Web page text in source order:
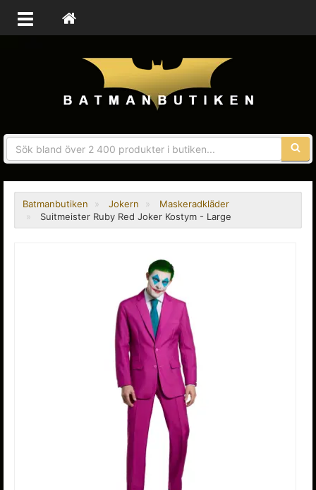
Batmanbutiken Jokern
Maskeradkläder
Suitmeister Ruby Red Joker Kostym - Large